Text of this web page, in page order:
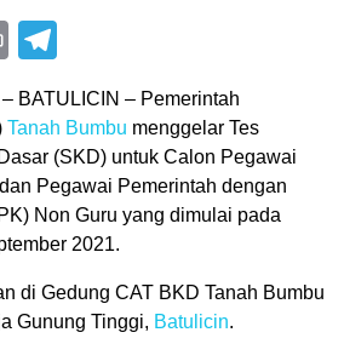
Print
– BATULICIN – Pemerintah
Tanah Bumbu menggelar Tes
(SKD) untuk Calon Pegawai
Pegawai Pemerintah dengan
Non Guru yang dimulai pada
2021.
di Gedung CAT BKD Tanah Bumbu
Gunung Tinggi, Batulicin.